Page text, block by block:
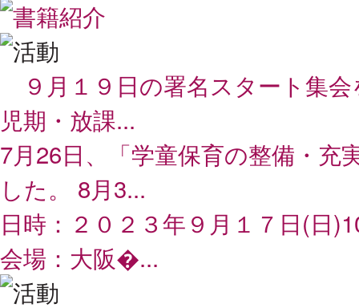
９月１９日の署名スタート集
児期・放課...
7月26日、「学童保育の整備・充
した。 8月3...
日時：２０２３年９月１７日(日
会場：大阪�...